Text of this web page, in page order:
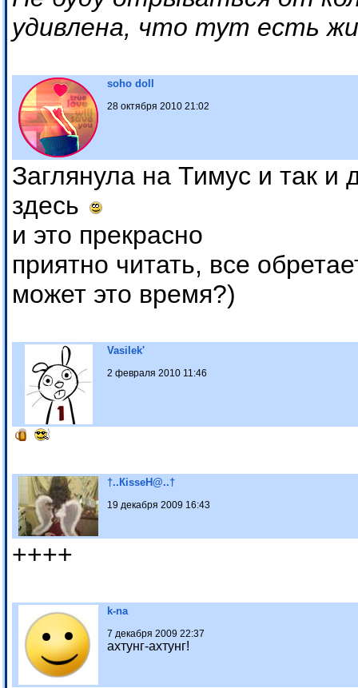
удивлена, что тут есть
soho doll
28 октября 2010 21:02
Заглянула на Тимус и так и
здесь
и это прекрасно
приятно читать, все
может это время?)
Vasilek'
2 февраля 2010 11:46
†..КissеН@..†
19 декабря 2009 16:43
++++
k-na
7 декабря 2009 22:37
ахтунг-ахтунг!